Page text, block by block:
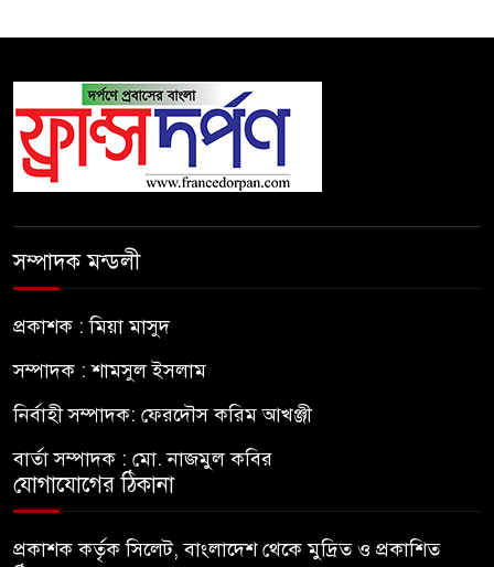
সম্পাদক মন্ডলী
প্রকাশক : মিয়া মাসুদ
সম্পাদক : শামসুল ইসলাম
নির্বাহী সম্পাদক: ফেরদৌস করিম আখঞ্জী
বার্তা সম্পাদক : মো. নাজমুল কবির
যোগাযোগের ঠিকানা
প্রকাশক কর্তৃক সিলেট, বাংলাদেশ থেকে মুদ্রিত ও প্রকাশিত